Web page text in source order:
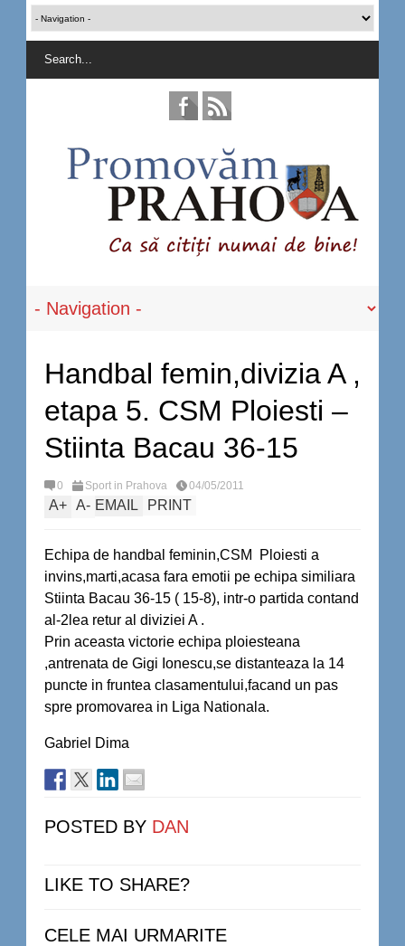
Handbal femin,divizia A ,
etapa 5. CSM Ploiesti –
Stiinta Bacau 36-15
0 Sport in Prahova 04/05/2011
A+ A- EMAIL PRINT
Echipa de handbal feminin,CSM Ploiesti a
invins,marti,acasa fara emotii pe echipa similiara
Stiinta Bacau 36-15 ( 15-8), intr-o partida contand
al-2lea retur al diviziei A .
Prin aceasta victorie echipa ploiesteana
,antrenata de Gigi Ionescu,se distanteaza la 14
puncte in fruntea clasamentului,facand un pas
spre promovarea in Liga Nationala.
Gabriel Dima
POSTED BY DAN
LIKE TO SHARE?
CELE MAI URMARITE